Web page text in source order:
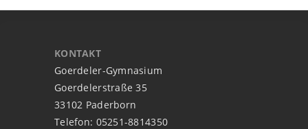
KONTAKT
Goerdeler-Gymnasium
Goerdelerstraße 35
33102 Paderborn
Telefon: 05251-8814350